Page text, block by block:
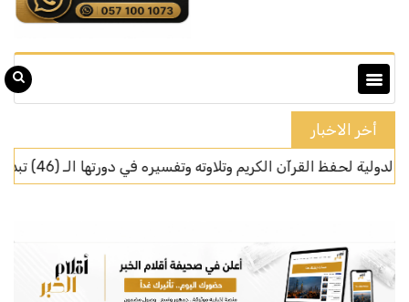
أخر الاخبار
وتفسيره في دورتها الـ (46) تبدأ اليوم في مكة المكرمة